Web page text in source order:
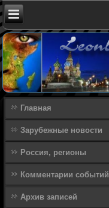
Главная
Зарубежные новости
Россия, регионы
Комментарии событий
Архив записей